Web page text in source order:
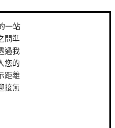
一站
間準
過我
您的
距離
接無